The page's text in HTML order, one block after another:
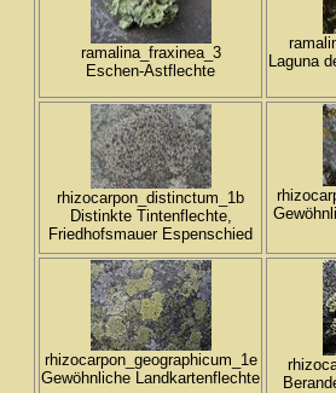
ramalina_fraxinea_3
Eschen-Astflechte
Laguna
rhizocarpon_distinctum_1b
Distinkte Tintenflechte,
Friedhofsmauer Espenschied
rhizocarpon_geographicum_1e
Gewöhnliche Landkartenflechte